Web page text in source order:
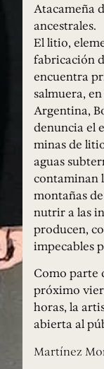
Atacameña
ancestrales.
El litio,
fabricación
encuentra
salmuera,
Argentina,
denuncia el
minas de
aguas
contaminan
montañas
nutrir a las
producen,
impecables
Como parte
próximo
horas, la
abierta al
Martínez